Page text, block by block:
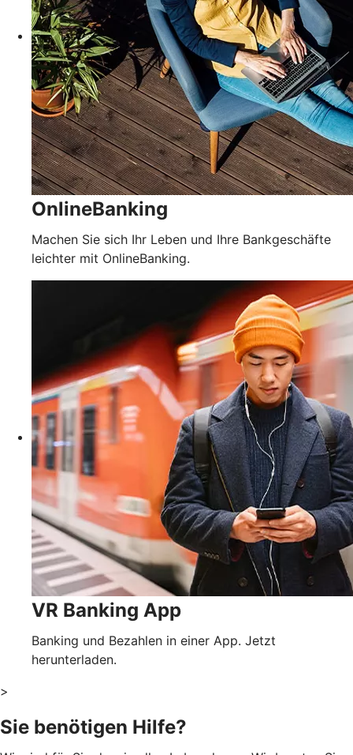
OnlineBanking
Machen Sie sich Ihr Leben und Ihre Bankgeschäfte
leichter mit OnlineBanking.
VR Banking App
Banking und Bezahlen in einer App. Jetzt
herunterladen.
>
Sie benötigen Hilfe?